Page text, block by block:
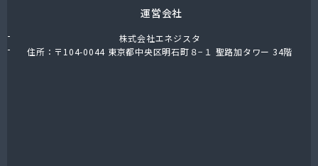
上千葉プロパン
運営会社
株式会社エネジスタ
住所：〒104-0044 東京都中央区明石町８−１ 聖路加タワー 34階